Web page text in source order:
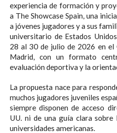
experiencia de formación y
a The Showcase Spain, una
a jóvenes jugadores y a sus
universitario de Estados
28 al 30 de julio de 2026 en el
Madrid, con un formato
evaluación deportiva y la
La propuesta nace para
muchos jugadores juveniles
siempre disponen de acceso
UU. ni de una guía clara
universidades americanas.